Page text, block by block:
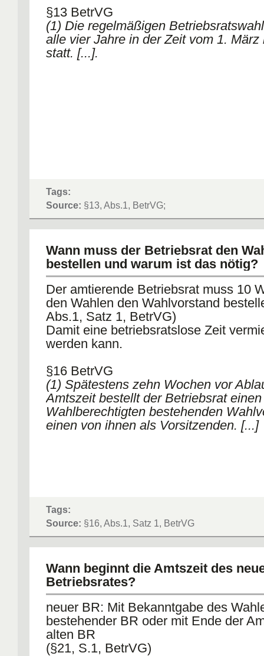
§13 BetrVG
(1) Die regelmäßigen
alle vier Jahre in der Zeit vom 1. März
statt. [...].
Tags:
Source: §13, Abs.1, BetrVG;
Wann muss der Betriebsrat den
bestellen und warum ist das nötig?
Der amtierende Betriebsrat muss 10
den Wahlen den Wahlvorstand
Abs.1, Satz 1, BetrVG)
Damit eine betriebsratslose Zeit
werden kann.
§16 BetrVG
(1) Spätestens zehn Wochen vor
Amtszeit bestellt der Betriebsrat
Wahlberechtigten bestehenden
einen von ihnen als Vorsitzenden. [...]
Tags:
Source: §16, Abs.1, Satz 1, BetrVG
Wann beginnt die Amtszeit des
Betriebsrates?
neuer BR: Mit Bekanntgabe des
bestehender BR oder mit Ende der
alten BR
(§21, S.1, BetrVG)